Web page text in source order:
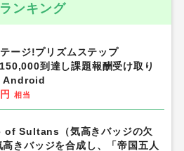
ンキング
ージ!プリズムステップ
到達し課題報酬受け取り
Android
相当
of Sultans（気高きバッジの欠
高きバッジを合成し、「帝国五人